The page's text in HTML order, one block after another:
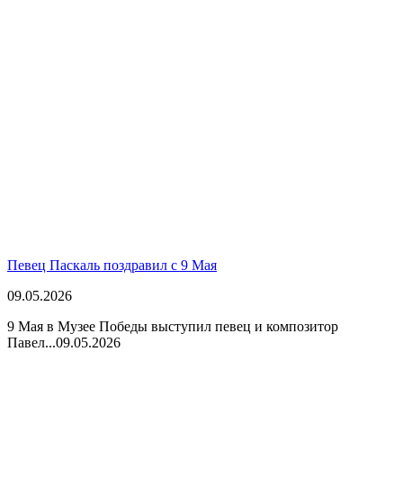
Певец Паскаль поздравил с 9 Мая
09.05.2026
9 Мая в Музее Победы выступил певец и композитор
Павел...09.05.2026